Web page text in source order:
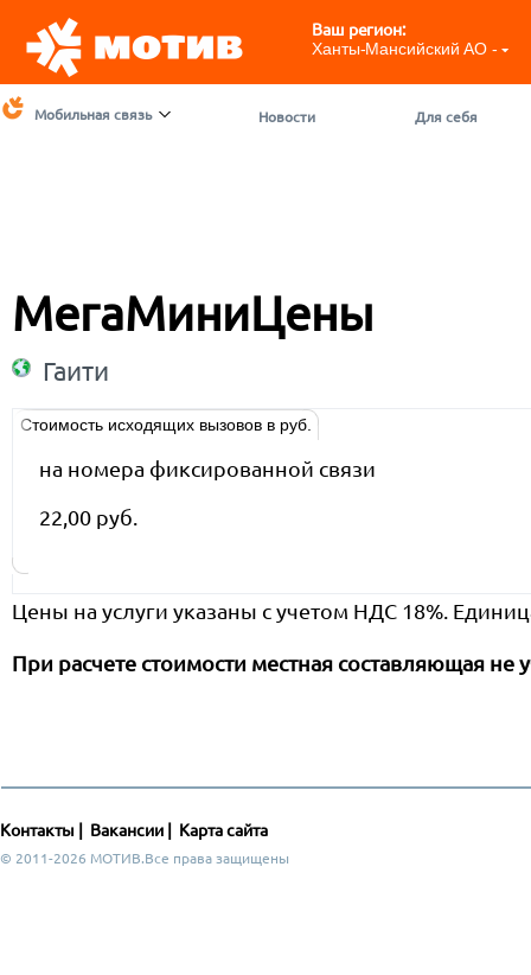
Ваш регион:
Ханты-Мансийский АО -
Мобильная связь Новости Для себя
МегаМиниЦены
Гаити
Стоимость исходящих вызовов в руб.
на номера фиксированной связи
22,00 руб.
Цены на услуги указаны с учетом НДС 18%.
При расчете стоимости местная составляющая не
Контакты Вакансии Карта сайта
© 2011-2026 МОТИВ.Все права защищены